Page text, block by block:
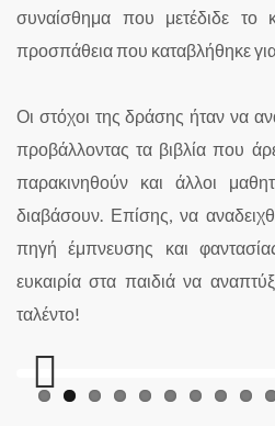
συναίσθημα που μετέδιδε
προσπάθεια που καταβλήθηκε
Οι στόχοι της δράσης ήταν να
προβάλλοντας τα βιβλία που
παρακινηθούν και άλλοι
διαβάσουν. Επίσης, να
πηγή έμπνευσης και
ευκαιρία στα παιδιά να
ταλέντο!
Previous